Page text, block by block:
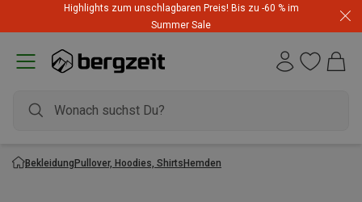
Highlights zum unschlagbaren Preis! Bis zu -60 % im
Summer Sale
BekleidungPullover, Hoodies, ShirtsHemden